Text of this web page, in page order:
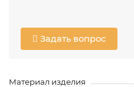
Задать вопрос
Материал изделия